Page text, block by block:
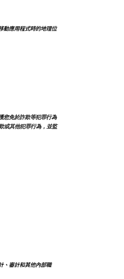
動應用程式時的地理位
您免於詐欺等犯罪行為
或其他犯罪行為，並監
、審計和其他內部職